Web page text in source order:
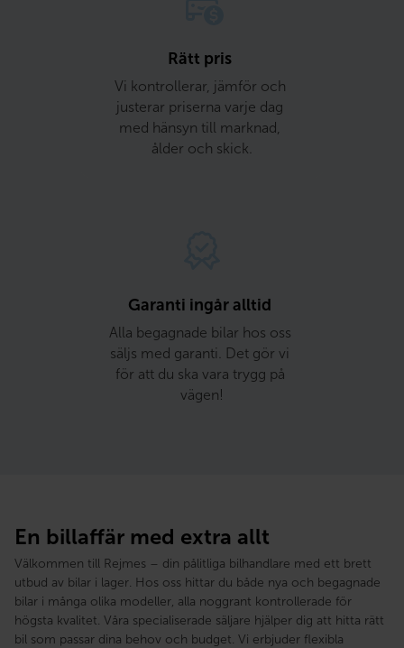
Rätt pris
Vi kontrollerar, jämför och
justerar priserna varje dag
med hänsyn till marknad,
ålder och skick.
Garanti ingår alltid
Alla begagnade bilar hos oss
säljs med garanti. Det gör vi
för att du ska vara trygg på
vägen!
En billaffär med extra allt
Välkommen till Rejmes – din pålitliga bilhandlare med ett brett
utbud av bilar i lager. Hos oss hittar du både nya och begagnade
bilar i många olika modeller, alla noggrant kontrollerade för
högsta kvalitet. Våra specialiserade säljare hjälper dig att hitta rätt
bil som passar dina behov och budget. Vi erbjuder flexibla